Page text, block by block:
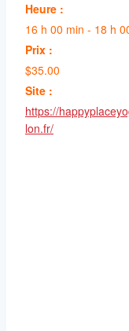
Heure :
16 h 00 min - 18 h
Prix :
$35.00
Site :
https://
lon.fr/